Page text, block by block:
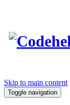
Skip to main content
Toggle navigation